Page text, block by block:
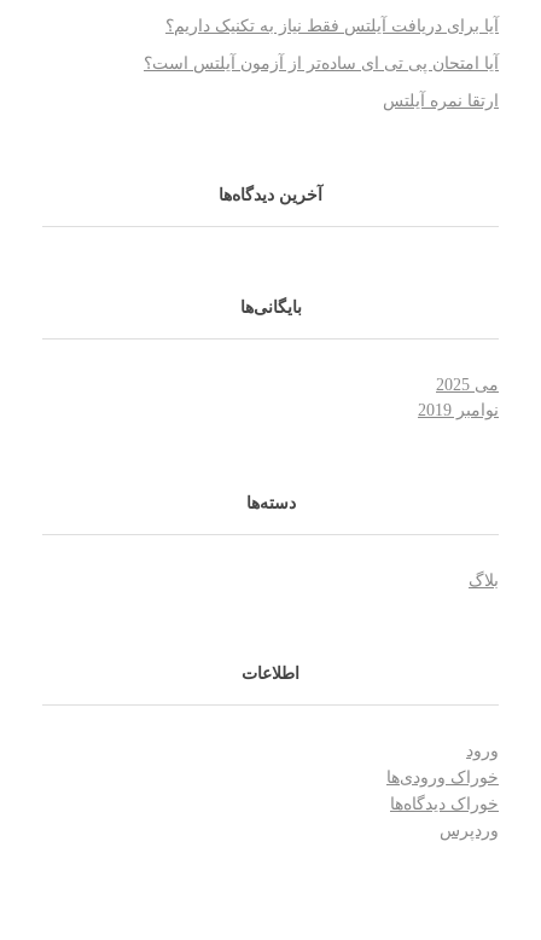
آیا برای دریافت آیلتس فقط نیاز به تکنیک داریم؟
آیا امتحان پی تی ای ساده‌تر از آزمون آیلتس است؟
ارتقا نمره آیلتس
آخرین دیدگاه‌ها
بایگانی‌ها
می 2025
نوامبر 2019
دسته‌ها
بلاگ
اطلاعات
ورود
خوراک ورودی‌ها
خوراک دیدگاه‌ها
وردپرس